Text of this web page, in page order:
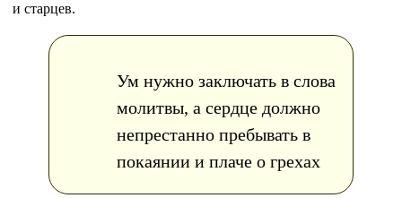
и старцев.
Ум нужно заключать в слова
молитвы, а сердце должно
непрестанно пребывать в
покаянии и плаче о грехах